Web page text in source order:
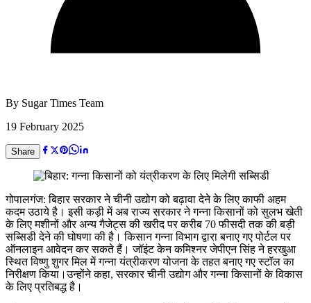
By Sugar Times Team
19 February 2025
Share
गोपालगंज: बिहार सरकार ने चीनी उद्योग को बढ़ावा देने के लिए काफी अहम
कदम उठाये है। इसी कड़ी में अब राज्य सरकार ने गन्ना किसानों को सुलभ खेती
के लिए मशीनों और अन्य गैजेट्स की खरीद पर करीब 70 फीसदी तक की बड़ी
सब्सिडी देने की घोषणा की है। किसान गन्ना विभाग द्वारा बनाए गए पोर्टल पर
ऑनलाइन आवेदन कर सकते हैं। जॉइंट केन कमिश्नर जेपीएन सिंह ने हरखुआ
स्थित विष्णु शुगर मिल में गन्ना यंत्रीकरण योजना के तहत बनाए गए स्टॉल का
निरीक्षण किया।उन्होंने कहा, सरकार चीनी उद्योग और गन्ना किसानों के विकास
के लिए प्रतिबद्ध है।